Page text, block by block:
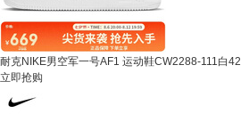
耐克NIKE男空军一号AF1 运动鞋CW2288-111白42
立即抢购